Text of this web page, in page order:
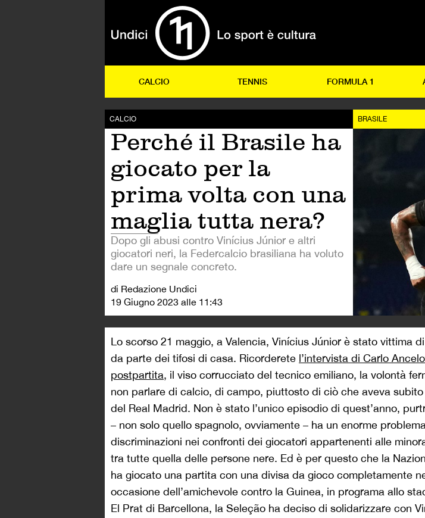
CALCIO TENNIS FORMULA 1
CALCIO
Perché il Brasile ha
giocato per la
prima volta con una
maglia tutta nera?
Dopo gli abusi contro Vinícius Júnior e altri
giocatori neri, la Federcalcio brasiliana ha voluto
dare un segnale concreto.
di Redazione Undici
19 Giugno 2023 alle 11:43
BRASILE
Lo scorso 21 maggio, a Valencia, Vinícius Júnior è stato vittima
da parte dei tifosi di casa. Ricorderete l’intervista di Carlo
postpartita, il viso corrucciato del tecnico emiliano, la volontà
non parlare di calcio, di campo, piuttosto di ciò che aveva
del Real Madrid. Non è stato l’unico episodio di quest’anno,
– non solo quello spagnolo, ovviamente – ha un enorme
discriminazioni nei confronti dei giocatori appartenenti alle
tra tutte quella delle persone nere. Ed è per questo che la
ha giocato una partita con una divisa da gioco completamente
occasione dell’amichevole contro la Guinea, in programa allo
El Prat di Barcellona, la Seleção ha deciso di solidarizzare con